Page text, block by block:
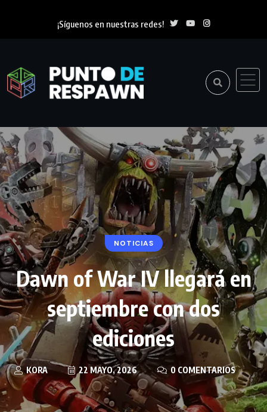
¡Síguenos en nuestras redes!
NOTICIAS
Dawn of War IV llegará en
septiembre con dos
ediciones
KORA 22 MAYO, 2026 0 COMENTARIOS